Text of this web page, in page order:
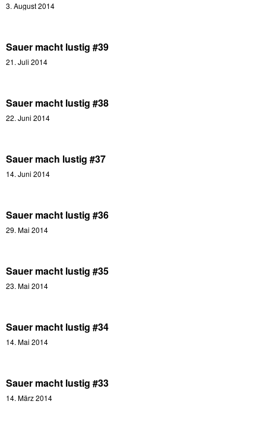
3. August 2014
Sauer macht lustig #39
21. Juli 2014
Sauer macht lustig #38
22. Juni 2014
Sauer mach lustig #37
14. Juni 2014
Sauer macht lustig #36
29. Mai 2014
Sauer macht lustig #35
23. Mai 2014
Sauer macht lustig #34
14. Mai 2014
Sauer macht lustig #33
14. März 2014